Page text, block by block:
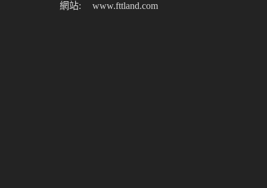
網站: www.fttland.com